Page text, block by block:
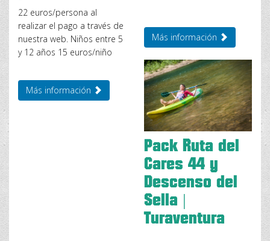
22 euros/persona al
realizar el pago a través de
nuestra web. Niños entre 5
y 12 años 15 euros/niño
Más información
Más información
Pack Ruta del
Cares 4×4 y
Descenso del
Sella |
Turaventura